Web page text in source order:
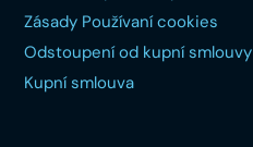
Zásady Používaní cookies
Odstoupení od kupní smlouvy
Kupní smlouva